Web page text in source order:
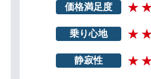
価格満足度
乗り心地
静寂性